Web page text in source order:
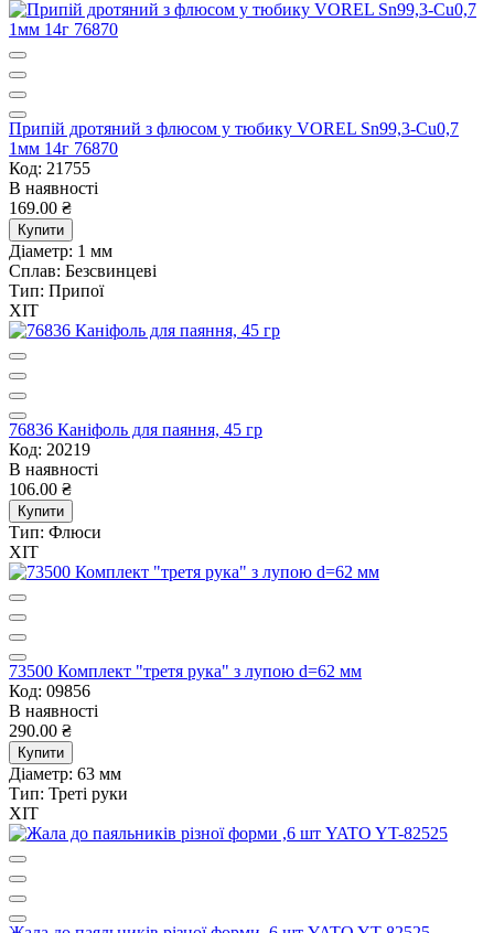
Припій дротяний з флюсом у тюбику VOREL Sn99,3-Cu0,7
1мм 14г 76870
Код: 21755
В наявності
169.00 ₴
Купити
Діаметр: 1 мм
Сплав: Безсвинцеві
Тип: Припої
ХІТ
76836 Каніфоль для паяння, 45 гр
Код: 20219
В наявності
106.00 ₴
Купити
Тип: Флюси
ХІТ
73500 Комплект "третя рука" з лупою d=62 мм
Код: 09856
В наявності
290.00 ₴
Купити
Діаметр: 63 мм
Тип: Треті руки
ХІТ